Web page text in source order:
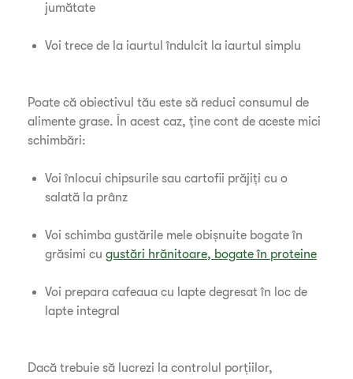
jumătate
Voi trece de la iaurtul îndulcit la iaurtul simplu
Poate că obiectivul tău este să reduci consumul de
alimente grase. În acest caz, ține cont de aceste mici
schimbări:
Voi înlocui chipsurile sau cartofii prăjiți cu o
salată la prânz
Voi schimba gustările mele obișnuite bogate în
grăsimi cugustări hrănitoare, bogate în proteine
Voi prepara cafeaua cu lapte degresat în loc de
lapte integral
Dacă trebuie să lucrezi la controlul porțiilor,